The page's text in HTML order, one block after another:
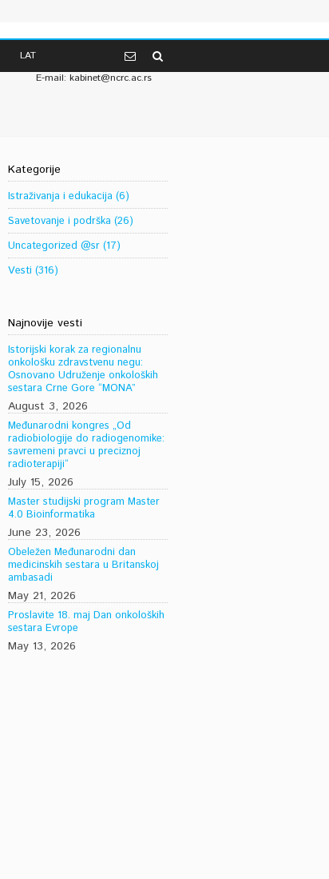
381 (0) 11 2067-147 od 07-14h
381 (0) 11 2685-174 od 14-19h
E-mail: kabinet@ncrc.ac.rs
LAT
Kategorije
Istraživanja i edukacija (6)
Savetovanje i podrška (26)
Uncategorized @sr (17)
Vesti (316)
Najnovije vesti
Istorijski korak za regionalnu
onkološku zdravstvenu negu:
Osnovano Udruženje onkoloških
sestara Crne Gore “MONA”
August 3, 2026
Međunarodni kongres „Od
radiobiologije do radiogenomike:
savremeni pravci u preciznoj
radioterapiji“
July 15, 2026
Master studijski program Master
4.0 Bioinformatika
June 23, 2026
Obeležen Međunarodni dan
medicinskih sestara u Britanskoj
ambasadi
May 21, 2026
Proslavite 18. maj Dan onkoloških
sestara Evrope
May 13, 2026